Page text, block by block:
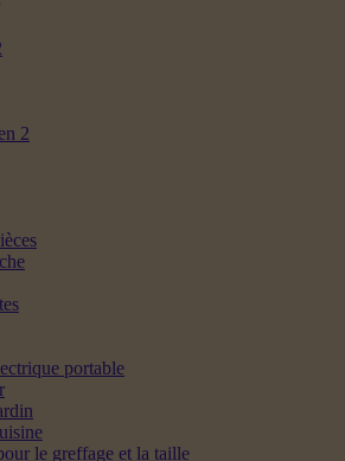
2
portable
le greffage et la taille